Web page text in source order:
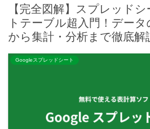
【完全図解】スプレッド
トテーブル超入門！デー
から集計・分析まで徹底解
Googleスプレッドシート